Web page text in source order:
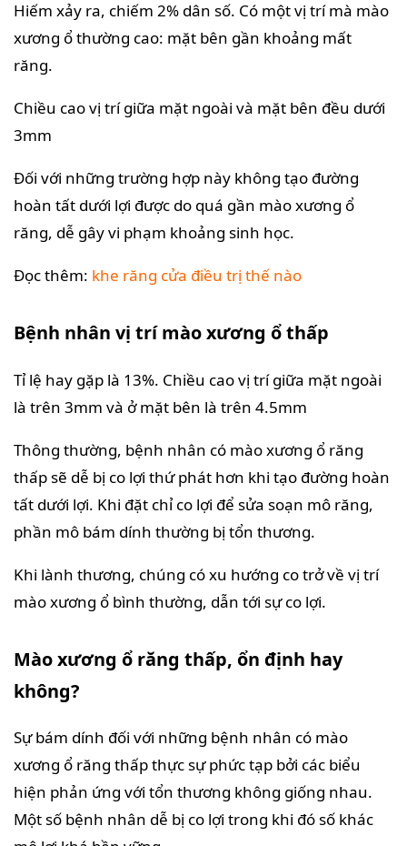
Hiếm xảy ra, chiếm 2% dân số. Có một vị trí mà mào
xương ổ thường cao: mặt bên gần khoảng mất
răng.
Chiều cao vị trí giữa mặt ngoài và mặt bên đều dưới
3mm
Đối với những trường hợp này không tạo đường
hoàn tất dưới lợi được do quá gần mào xương ổ
răng, dễ gây vi phạm khoảng sinh học.
Đọc thêm: khe răng cửa điều trị thế nào
Bệnh nhân vị trí mào xương ổ thấp
Tỉ lệ hay gặp là 13%. Chiều cao vị trí giữa mặt ngoài
là trên 3mm và ở mặt bên là trên 4.5mm
Thông thường, bệnh nhân có mào xương ổ răng
thấp sẽ dễ bị co lợi thứ phát hơn khi tạo đường hoàn
tất dưới lợi. Khi đặt chỉ co lợi để sửa soạn mô răng,
phần mô bám dính thường bị tổn thương.
Khi lành thương, chúng có xu hướng co trở về vị trí
mào xương ổ bình thường, dẫn tới sự co lợi.
Mào xương ổ răng thấp, ổn định hay
không?
Sự bám dính đối với những bệnh nhân có mào
xương ổ răng thấp thực sự phức tạp bởi các biểu
hiện phản ứng với tổn thương không giống nhau.
Một số bệnh nhân dễ bị co lợi trong khi đó số khác